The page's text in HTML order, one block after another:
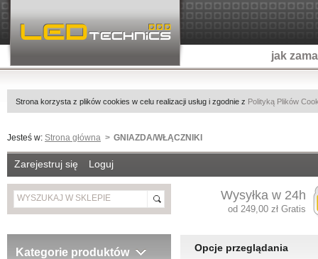
jak
Strona korzysta z plików cookies w celu realizacji usług i zgodnie z Polityką Plików
Jesteś w: Strona główna GNIAZDA/WŁĄCZNIKI
Zarejestruj się Loguj
Wysyłka w 24h
od 249,00 zł Gratis
Kategorie produktów Opcje przeglądania